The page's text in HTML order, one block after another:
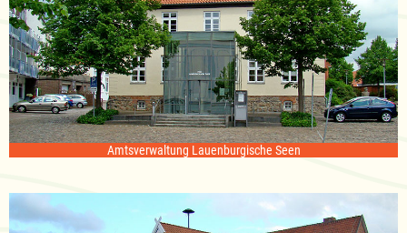
Amtsverwaltung Lauenburgische Seen